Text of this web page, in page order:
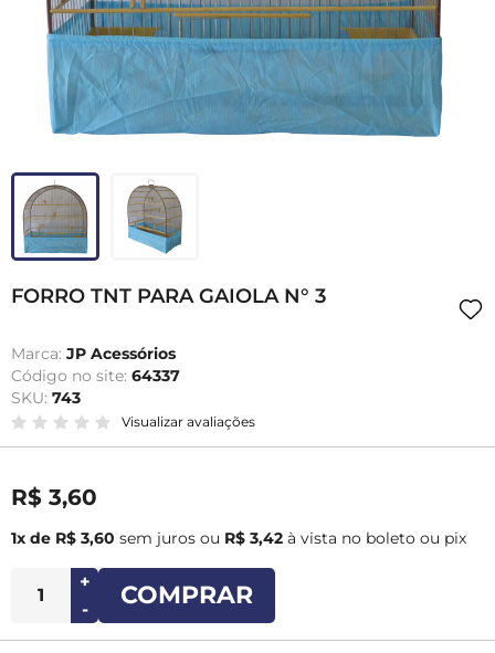
FORRO TNT PARA GAIOLA N° 3
Marca: JP Acessórios
Código no site: 64337
SKU: 743
Visualizar avaliações
R$ 3,60
1x de R$ 3,60 sem juros ou R$ 3,42 à vista no boleto ou pix
+
-
COMPRAR